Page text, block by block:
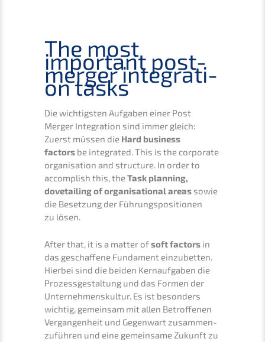
The most
important post-
merger integra­ti­
on tasks
Die wichtigs­ten Aufga­ben einer Post
Merger Integra­ti­on sind immer gleich:
Zuerst müssen die Hard business
factors be integra­ted. This is the corpo­ra­te
organi­sa­ti­on and struc­tu­re. In order to
accom­plish this, theTask planning,
dovetail­ing of organi­sa­tio­nal areassowie
die Beset­zung der Führungs­po­si­tio­nen
zu lösen.
After that, it is a matter ofsoft factors in
das geschaf­fe­ne Funda­ment einzu­bet­ten.
Hierbei sind die beiden Kernauf­ga­ben die
Prozess­ge­stal­tung und das Formen der
Unter­neh­mens­kul­tur. Es ist beson­ders
wichtig, gemein­sam mit allen Betrof­fe­nen
Vergan­gen­heit und Gegen­wart zusam­men­
zu­füh­ren und eine gemein­sa­me Zukunft zu